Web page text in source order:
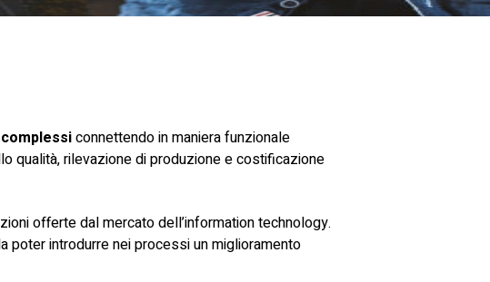
connettendo in maniera funzionale
qualità, rilevazione di produzione e costificazione
offerte dal mercato dell’information technology.
poter introdurre nei processi un miglioramento